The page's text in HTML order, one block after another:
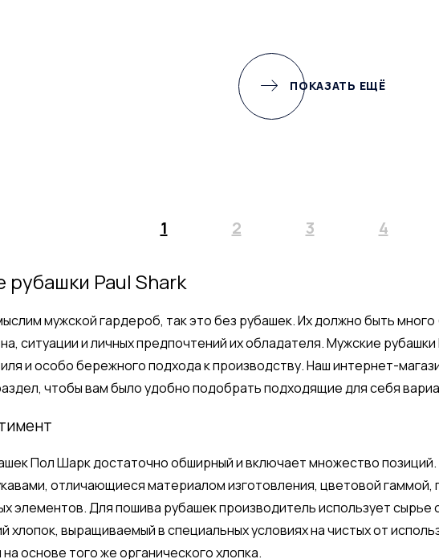
ПОКАЗАТЬ ЕЩЁ
1 2 3 4
Paul Shark
мужской гардероб, так это без рубашек. Их должно быть
ситуации и личных предпочтений их обладателя. Мужские
и особо бережного подхода к производству. Наш интернет-
чтобы вам было удобно подобрать подходящие для себя
Пол Шарк достаточно обширный и включает множество
отличающиеся материалом изготовления, цветовой гаммой,
элементов. Для пошива рубашек производитель использует сырье
хлопок, выращиваемый в специальных условиях на чистых от
основе того же органического хлопка.